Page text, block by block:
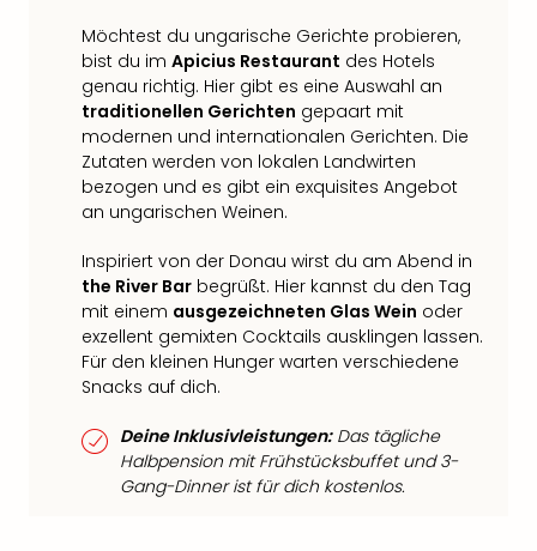
Möchtest du ungarische Gerichte probieren,
bist du im Apicius Restaurant des Hotels
genau richtig. Hier gibt es eine Auswahl an
traditionellen Gerichten gepaart mit
modernen und internationalen Gerichten. Die
Zutaten werden von lokalen Landwirten
bezogen und es gibt ein exquisites Angebot
an ungarischen Weinen.
Inspiriert von der Donau wirst du am Abend in
the River Bar begrüßt. Hier kannst du den Tag
mit einem ausgezeichneten Glas Wein oder
exzellent gemixten Cocktails ausklingen lassen.
Für den kleinen Hunger warten verschiedene
Snacks auf dich.
Deine Inklusivleistungen:Das tägliche
Halbpension mit Frühstücksbuffet und 3-
Gang-Dinner ist für dich kostenlos.